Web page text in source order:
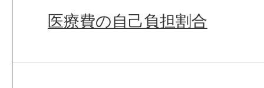
医療費の自己負担割合